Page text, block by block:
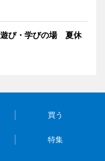
遊び・学びの場 夏休
買う
特集